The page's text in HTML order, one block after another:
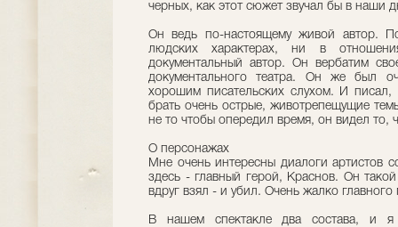
черных, как этот сюжет звучал бы в наши
Он ведь по-настоящему живой автор.
людских характерах, ни в
документальный автор. Он вербатим
документального театра. Он же был
хорошим писательских слухом. И
брать очень острые, животрепещущие
не то чтобы опередил время, он видел то,
О персонажах
Мне очень интересны диалоги артистов
здесь - главный герой, Краснов. Он
вдруг взял - и убил. Очень жалко
В нашем спектакле два состава, и